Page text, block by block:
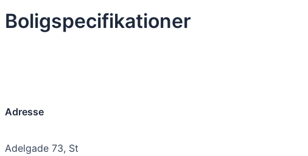
Boligspecifikationer
Adresse
Adelgade 73, St